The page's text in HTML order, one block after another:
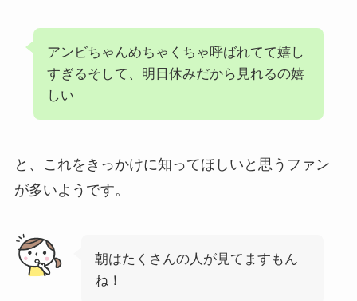
アンビちゃんめちゃくちゃ呼ばれてて嬉し
すぎるそして、明日休みだから見れるの嬉
しい
と、これをきっかけに知ってほしいと思うファン
が多いようです。
朝はたくさんの人が見てますもん
ね！